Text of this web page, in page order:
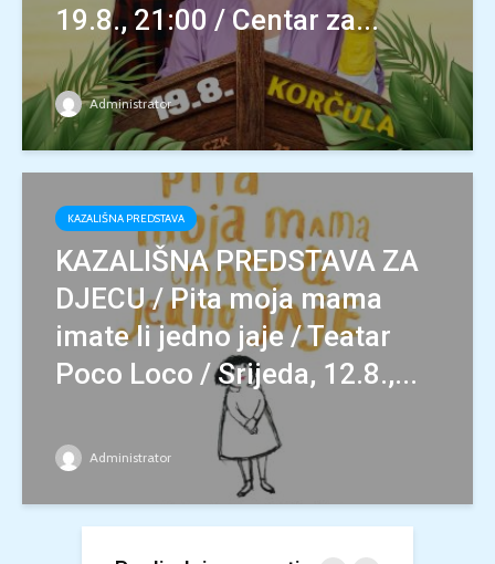
19.8., 21:00 / Centar za...
Administrator
KAZALIŠNA PREDSTAVA
KAZALIŠNA PREDSTAVA ZA
DJECU / Pita moja mama
imate li jedno jaje / Teatar
Poco Loco / Srijeda, 12.8.,...
Administrator